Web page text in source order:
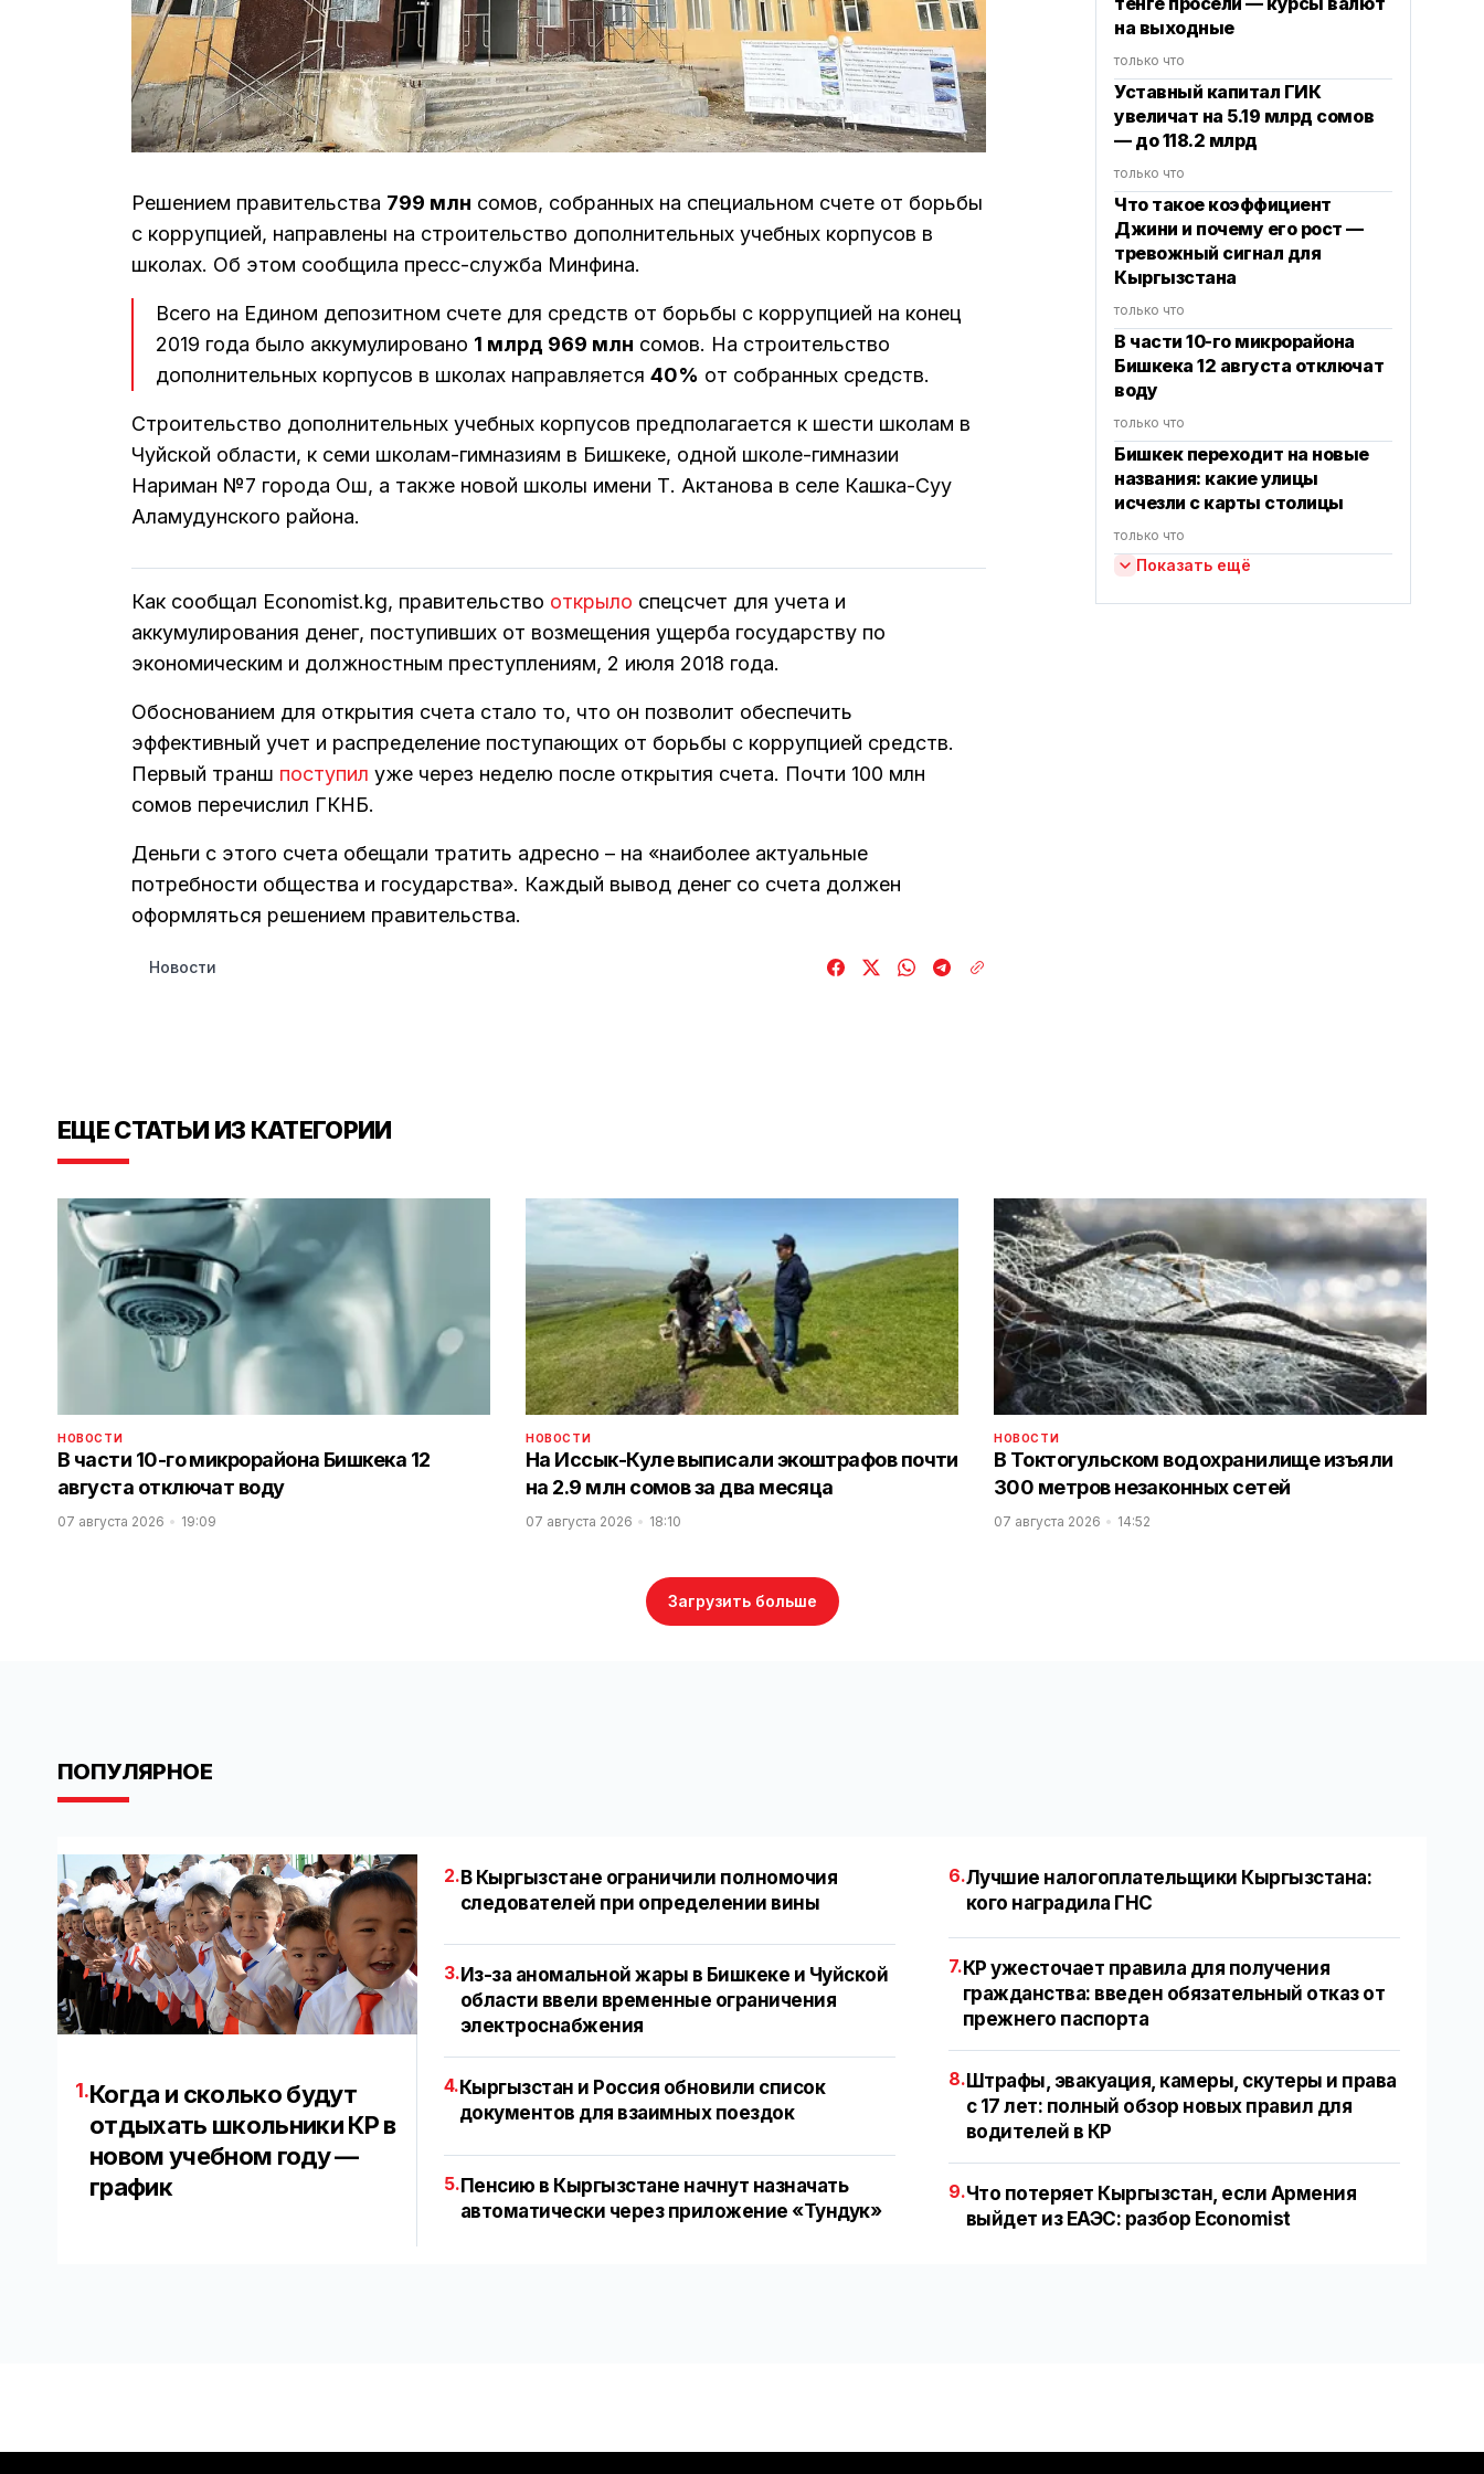
Решением правительства 799 млн сомов, собранных на специальном счете от борьбы
с коррупцией, направлены на строительство дополнительных учебных корпусов в
школах. Об этом сообщила пресс-служба Минфина.
Всего на Едином депозитном счете для средств от борьбы с коррупцией на конец
2019 года было аккумулировано 1 млрд 969 млн сомов. На строительство
дополнительных корпусов в школах направляется 40% от собранных средств.
Строительство дополнительных учебных корпусов предполагается к шести школам в
Чуйской области, к семи школам-гимназиям в Бишкеке, одной школе-гимназии
Нариман №7 города Ош, а также новой школы имени Т. Актанова в селе Кашка-Суу
Аламудунского района.
Как сообщал Economist.kg, правительство открыло спецсчет для учета и
аккумулирования денег, поступивших от возмещения ущерба государству по
экономическим и должностным преступлениям, 2 июля 2018 года.
Обоснованием для открытия счета стало то, что он позволит обеспечить
эффективный учет и распределение поступающих от борьбы с коррупцией средств.
Первый транш поступил уже через неделю после открытия счета. Почти 100 млн
сомов перечислил ГКНБ.
Деньги с этого счета обещали тратить адресно – на «наиболее актуальные
потребности общества и государства». Каждый вывод денег со счета должен
оформляться решением правительства.
Новости
на выходные
только что
Уставный капитал ГИК
увеличат на 5.19 млрд сомов
— до 118.2 млрд
только что
Что такое коэффициент
Джини и почему его рост —
тревожный сигнал для
Кыргызстана
только что
В части 10-го микрорайона
Бишкека 12 августа отключат
воду
только что
Бишкек переходит на новые
названия: какие улицы
исчезли с карты столицы
только что
Показать ещё
ЕЩЕ СТАТЬИ ИЗ КАТЕГОРИИ
НОВОСТИ
В части 10-го микрорайона Бишкека 12
августа отключат воду
07 августа 2026 19:09
НОВОСТИ
На Иссык-Куле выписали экоштрафов почти
на 2.9 млн сомов за два месяца
07 августа 2026 18:10
НОВОСТИ
В Токтогульском водохранилище изъяли
300 метров незаконных сетей
07 августа 2026 14:52
Загрузить больше
ПОПУЛЯРНОЕ
1.Когда и сколько будут
отдыхать школьники КР в
новом учебном году —
график
2.В Кыргызстане ограничили полномочия
следователей при определении вины
3. Из-за аномальной жары в Бишкеке и Чуйской
области ввели временные ограничения
электроснабжения
4. Кыргызстан и Россия обновили список
документов для взаимных поездок
5.Пенсию в Кыргызстане начнут назначать
автоматически через приложение «Тундук»
6.Лучшие налогоплательщики Кыргызстана:
кого наградила ГНС
7.КР ужесточает правила для получения
гражданства: введен обязательный отказ от
прежнего паспорта
8.Штрафы, эвакуация, камеры, скутеры и права
с 17 лет: полный обзор новых правил для
водителей в КР
9.Что потеряет Кыргызстан, если Армения
выйдет из ЕАЭС: разбор Economist